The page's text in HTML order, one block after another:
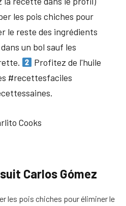
les pois chiches pour
le reste des ingrédients
un bol sauf les
Profitez de l'huile
#recettesfaciles
Cooks
Carlos Gómez
les pois chiches pour éliminer le